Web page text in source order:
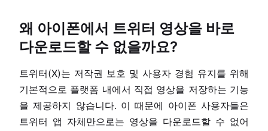
왜 아이폰에서 트위터 영상을 바로
다운로드할 수 없을까요?
트위터(X)는 저작권 보호 및 사용자 경험 유지를 위해
기본적으로 플랫폼 내에서 직접 영상을 저장하는 기능
을 제공하지 않습니다. 이 때문에 아이폰 사용자들은
트위터 앱 자체만으로는 영상을 다운로드할 수 없어